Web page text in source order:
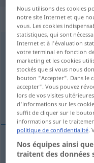
Undiszipliniertheitf <
Vue d'ensemble
(Pour plus
manque de
manquemde
Nous utilisons des cookies
notre site Internet et que
vous. Les cookies
statistiques, qui sont
Internet et à l'évaluation
votre terminal en fonction
marketing et les cookies
stockés que si vous nous
bouton "Accepter". Dans le
accepter". Vous pouvez
lors de vos visites
d'informations sur les
suffit de cliquer sur le
informations sur le
politique de confidentialité.
Nos équipes ainsi
traitent des données